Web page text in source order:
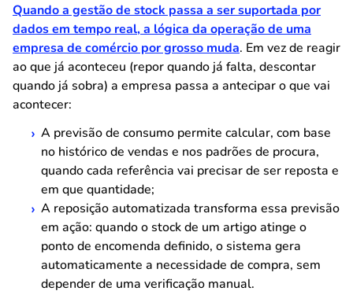
Quando a gestão de stock passa a ser suportada por
dados em tempo real, a lógica da operação de uma
empresa de comércio por grosso muda. Em vez de reagir
ao que já aconteceu (repor quando já falta, descontar
quando já sobra) a empresa passa a antecipar o que vai
acontecer:
A previsão de consumo permite calcular, com base
no histórico de vendas e nos padrões de procura,
quando cada referência vai precisar de ser reposta e
em que quantidade;
A reposição automatizada transforma essa previsão
em ação: quando o stock de um artigo atinge o
ponto de encomenda definido, o sistema gera
automaticamente a necessidade de compra, sem
depender de uma verificação manual.